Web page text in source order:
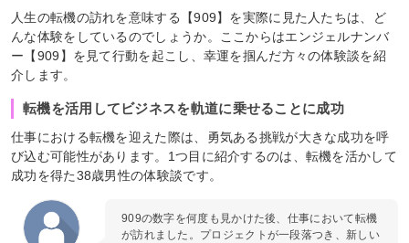
人生の転機の訪れを意味する【909】を実際に見た人たちは、ど
んな体験をしているのでしょうか。ここからはエンジェルナンバ
ー【909】を見て行動を起こし、幸運を掴んだ方々の体験談を紹
介します。
転機を活用してビジネスを軌道に乗せることに成功
仕事における転機を迎えた際は、勇気ある挑戦が大きな成功を呼
び込む可能性があります。1つ目に紹介するのは、転機を活かして
成功を得た38歳男性の体験談です。
909の数字を何度も見かけた後、仕事において転機
が訪れました。プロジェクトが一段落つき、新しい